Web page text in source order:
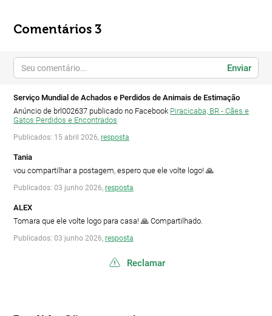
Comentários 3
Enviar
Serviço Mundial de Achados e Perdidos de Animais de Estimação
Anúncio de brl002637 publicado no Facebook Piracicaba, BR - Cães e
Gatos Perdidos e Encontrados
Publicados: 15 abril 2026, resposta
Tania
vou compartilhar a postagem, espero que ele volte logo! 🙏
Publicados: 03 junho 2026, resposta
ALEX
Tomara que ele volte logo para casa! 🙏 Compartilhado.
Publicados: 03 junho 2026, resposta
Reclamar